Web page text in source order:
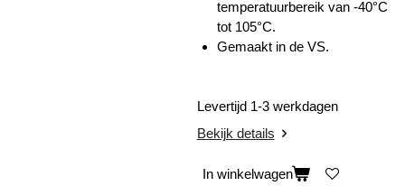
temperatuurbereik van -40°C
tot 105°C.
Gemaakt in de VS.
Levertijd 1-3 werkdagen
Bekijk details
In winkelwagen